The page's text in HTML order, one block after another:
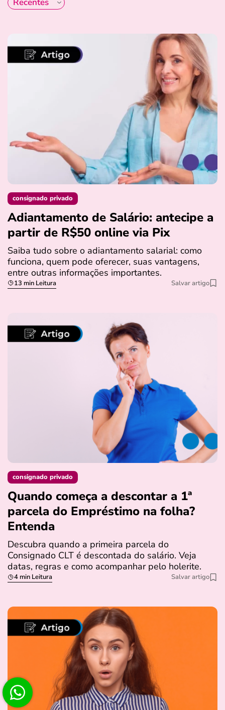
consignado privado
Adiantamento de Salário: antecipe a
partir de R$50 online via Pix
Saiba tudo sobre o adiantamento salarial: como
funciona, quem pode oferecer, suas vantagens,
entre outras informações importantes.
13 min Leitura Salvar artigo
consignado privado
Quando começa a descontar a 1ª
parcela do Empréstimo na folha?
Entenda
Descubra quando a primeira parcela do
Consignado CLT é descontada do salário. Veja
datas, regras e como acompanhar pelo holerite.
4 min Leitura Salvar artigo